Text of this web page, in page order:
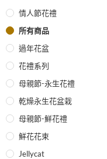
情人節花禮
所有商品
過年花盆
花禮系列
母親節-永生花禮
乾燥永生花盆栽
母親節-鮮花禮
鮮花花束
Jellycat